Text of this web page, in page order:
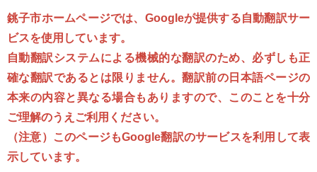
銚子市ホームページでは、Googleが提供する自動翻訳サー
ビスを使用しています。
自動翻訳システムによる機械的な翻訳のため、必ずしも正
確な翻訳であるとは限りません。翻訳前の日本語ページの
本来の内容と異なる場合もありますので、このことを十分
ご理解のうえご利用ください。
（注意）このページもGoogle翻訳のサービスを利用して表
示しています。